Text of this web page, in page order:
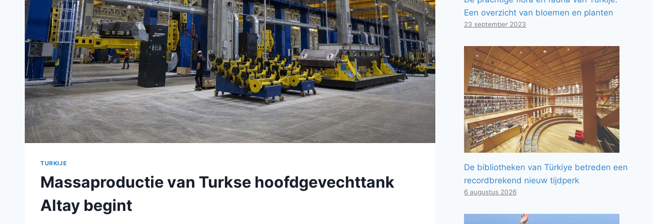
TURKIJE
Massaproductie van Turkse hoofdgevechttank
Altay begint
Een overzicht van bloemen en planten
23 september 2023
De bibliotheken van Türkiye betreden een
recordbrekend nieuw tijdperk
6 augustus 2026